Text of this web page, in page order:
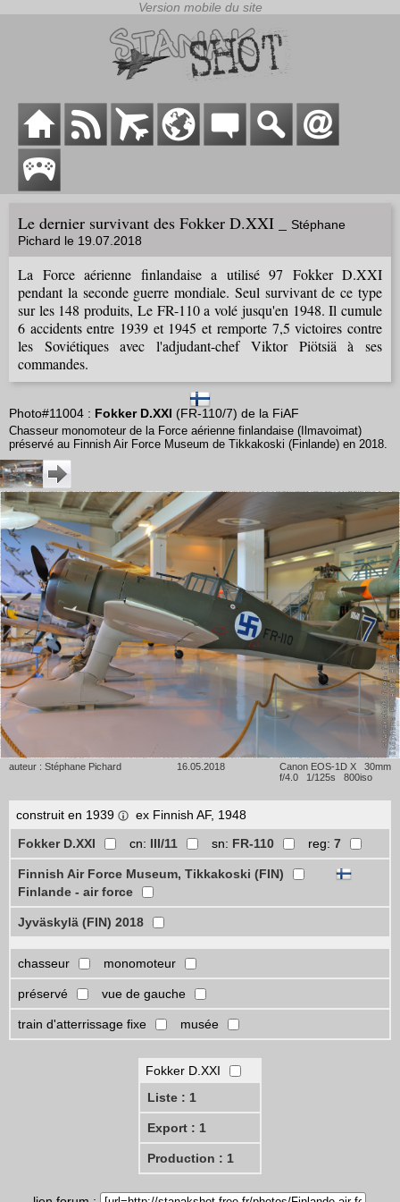
Le dernier survivant des Fokker D.XXI _
Stéphane
Pichard le 19.07.2018
La Force aérienne finlandaise a utilisé 97 Fokker D.XXI
pendant la seconde guerre mondiale. Seul survivant de ce type
sur les 148 produits, Le FR-110 a volé jusqu'en 1948. Il cumule
6 accidents entre 1939 et 1945 et remporte 7,5 victoires contre
les Soviétiques avec l'adjudant-chef Viktor Piötsiä à ses
commandes.
Photo#11004 : Fokker D.XXI (FR-110/7) de la FiAF
Chasseur monomoteur de la Force aérienne finlandaise (Ilmavoimat)
préservé au Finnish Air Force Museum de Tikkakoski (Finlande) en 2018.
auteur : Stéphane Pichard 16.05.2018
Canon EOS-1D X 30mm
f/4.0 1/125s 800iso
construit en 1939
ex Finnish AF, 1948
Fokker D.XXI
cn: III/11 sn: FR-110 reg: 7
Finnish Air Force Museum, Tikkakoski (FIN)
Finlande - air force
Jyväskylä (FIN) 2018
chasseur monomoteur
préservé vue de gauche
train d'atterrissage fixe musée
Fokker D.XXI
Liste : 1
Export : 1
Production : 1